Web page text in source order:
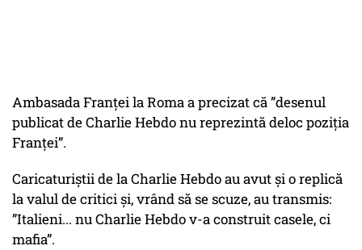
Ambasada Franței la Roma a precizat că ”desenul
publicat de Charlie Hebdo nu reprezintă deloc poziția
Franței”.
Caricaturiștii de la Charlie Hebdo au avut și o replică
la valul de critici și, vrând să se scuze, au transmis:
”Italieni... nu Charlie Hebdo v-a construit casele, ci
mafia”.